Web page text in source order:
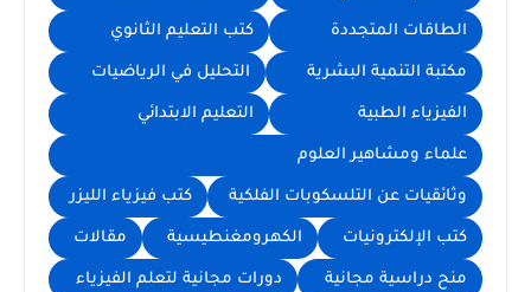
الطاقات المتجددة كتب التعليم الثانوي
مكتبة التنمية البشرية التحليل في الرياضيات
الفيزياء الطبية التعليم الابتدائي
علماء ومشاهير العلوم
وثائقيات عن التلسكوبات الفلكية كتب فيزياء الليزر
كتب الإلكترونيات الكهرومغنطيسية مقالات
منح دراسية مجانية دورات مجانية لتعلم الفيزياء